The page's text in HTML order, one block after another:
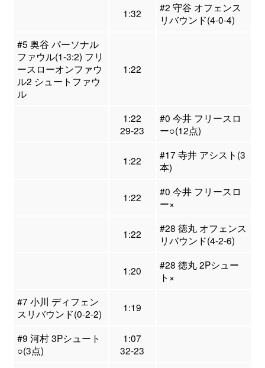
1:32
#2 守谷 オフェンス
リバウンド(4-0-4)
#5 奥谷 パーソナル
ファウル(1-3:2) フリ
ースローオンファウ
ル2 シュートファウ
ル
1:22
1:22
29-23
#0 今井 フリースロ
ー○(12点)
1:22
#17 寺井 アシスト(3
本)
1:22
#0 今井 フリースロ
ー×
1:22
#28 徳丸 オフェンス
リバウンド(4-2-6)
1:20
#28 徳丸 2Pシュー
ト×
#7 小川 ディフェン
スリバウンド(0-2-2)
1:19
#9 河村 3Pシュート
○(3点)
1:07
32-23